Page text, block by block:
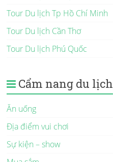
Tour Du lịch Tp Hồ Chí Minh
Tour Du lịch Cần Thơ
Tour Du lịch Phú Quốc
Cẩm nang du lịch
Ăn uống
Địa điểm vui chơi
Sự kiện – show